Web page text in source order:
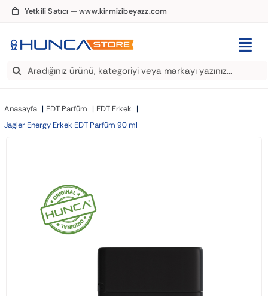
Skip
content
Yetkili Satıcı — www.kirmizibeyazz.com
EDT Parfüm
Deodorant
Saç Kremi
Search
Anasayfa EDT Parfüm
EDT Erkek
Jagler Energy Erkek EDT Parfüm 90 ml